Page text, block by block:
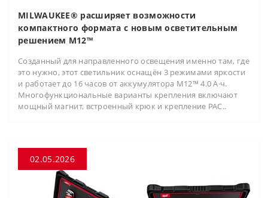
MILWAUKEE® расширяет возможности
компактного формата с новым осветительным
решением M12™
Созданный для направленного освещения именно там, где
это нужно, этот светильник оснащён 3 режимами яркости
и работает до 16 часов от аккумулятора M12™ 4.0 А·ч.
Многофункциональные варианты крепления включают
мощный магнит, встроенный крюк и крепление PAC..
02.05.2026